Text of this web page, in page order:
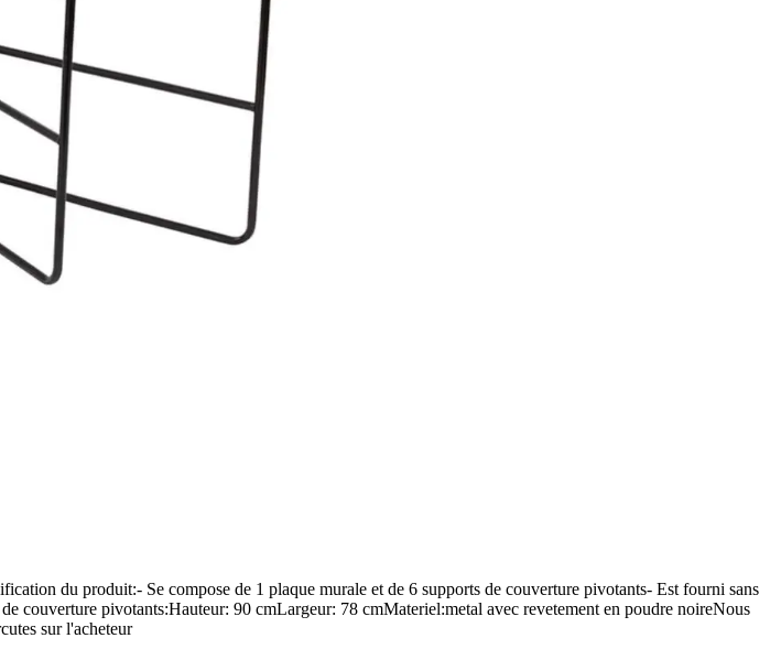
du produit:- Se compose de 1 plaque murale et de 6 supports de couverture pivotants- Est fourni sans
couverture pivotants:Hauteur: 90 cmLargeur: 78 cmMateriel:metal avec revetement en poudre noireNous
sur l'acheteur